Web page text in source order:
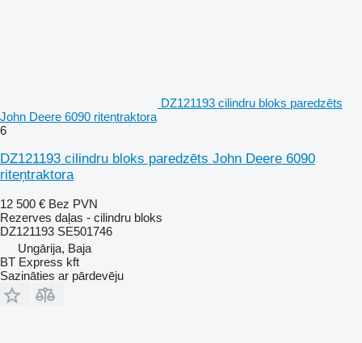
DZ121193 cilindru bloks paredzēts
John Deere 6090 riteņtraktora
6
DZ121193 cilindru bloks paredzēts John Deere 6090
riteņtraktora
12 500 € Bez PVN
Rezerves daļas - cilindru bloks
DZ121193 SE501746
Ungārija, Baja
BT Express kft
Sazināties ar pārdevēju